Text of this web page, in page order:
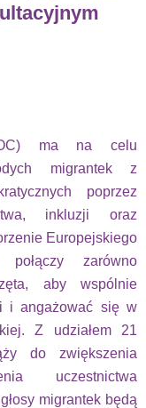
ma na celu
migrantek z
poprzez
inkluzji oraz
Europejskiego
połączy zarówno
aby wspólnie
i angażować się w
Z udziałem 21
do zwiększenia
uczestnictwa
migrantek będą